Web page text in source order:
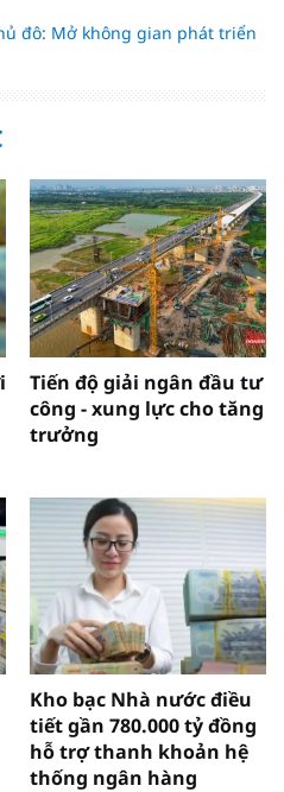
đô: Mở không gian phát triển
Tiến độ giải ngân đầu tư
công - xung lực cho tăng
trưởng
Kho bạc Nhà nước điều
tiết gần 780.000 tỷ đồng
hỗ trợ thanh khoản hệ
thống ngân hàng